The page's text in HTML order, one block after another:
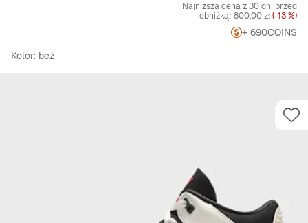
Najniższa cena z 30 dni przed
obniżką: 800,00 zł(-13 %)
+ 690COINS
Kolor: beż